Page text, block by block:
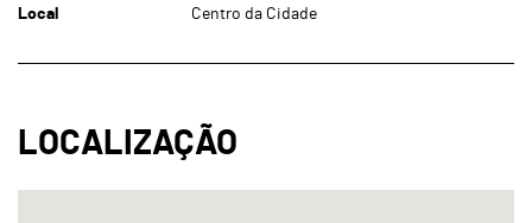
Local Centro da Cidade